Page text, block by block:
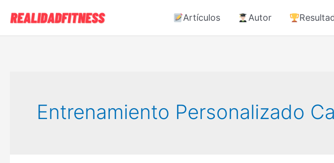
contenido
Artículos Autor
Entrenamiento Personalizado